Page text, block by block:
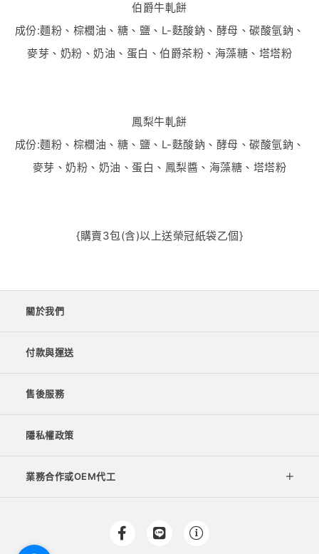
伯爵牛軋餅
成份:麵粉、棕櫚油、糖、鹽、L-麩酸鈉、酵母、碳酸氫鈉、
麥芽、奶粉、奶油、蛋白、伯爵茶粉、海藻糖、塔塔粉
鳳梨牛軋餅
成份:麵粉、棕櫚油、糖、鹽、L-麩酸鈉、酵母、碳酸氫鈉、
麥芽、奶粉、奶油、蛋白、鳳梨醬、海藻糖、塔塔粉
{購賣3包(含)以上送榮冠紙袋乙個}
關於我們
付款與運送
售後服務
隱私權政策
業務合作或OEM代工